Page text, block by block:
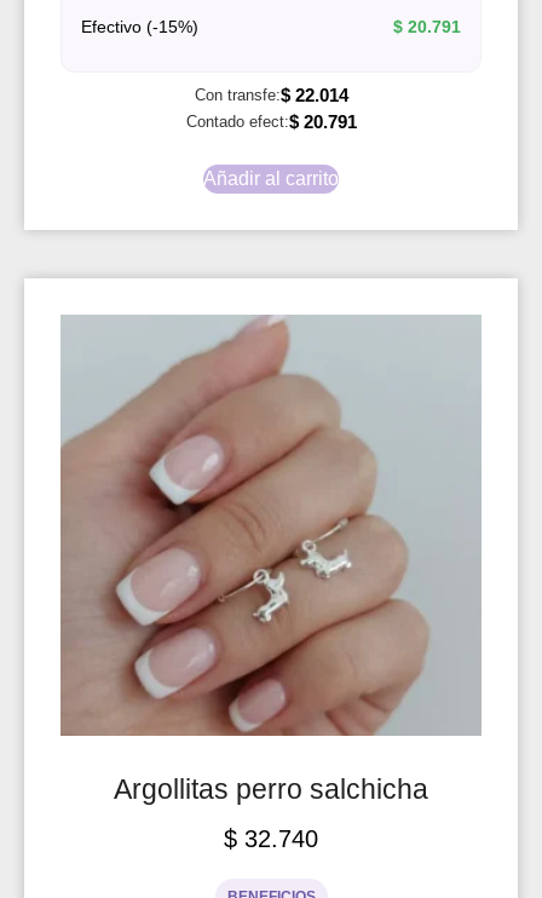
Efectivo (-15%)
$ 20.791
Con transfe:$22.014
Contado efect:$20.791
Añadir al carrito
Argollitas perro salchicha
$ 32.740